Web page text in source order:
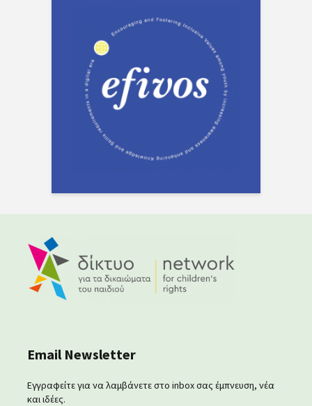
Email Newsletter
Εγγραφείτε για να λαμβάνετε στο inbox σας έμπνευση, νέα
και ιδέες.